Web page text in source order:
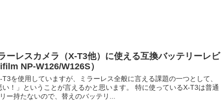
ーレスカメラ（X-T3他）に使える互換バッテリーレビ
NP-W126/W126S）
を使用していますが、ミラーレス全般に言える課題の一つとして、
い！」ということが言えるかと思います。 特に使っているX-T3は普通
ー持たないので、替えのバッテリ...